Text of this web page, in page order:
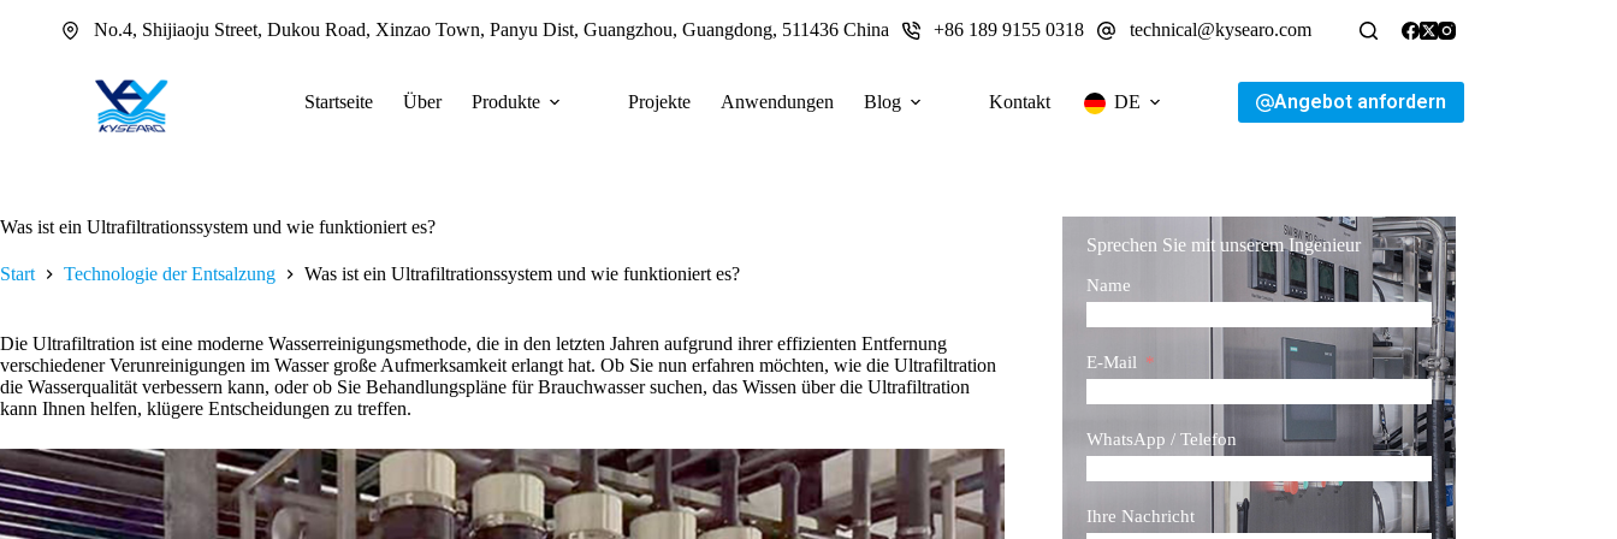
No.4, Shijiaoju Street, Dukou Road, Xinzao Town, Panyu Dist, Guangzhou, Guangdong, 511436 China +86 189 9155 0318 technical@kysearo.com
Startseite Über Produkte Projekte Anwendungen Blog Kontakt DE Angebot anfordern
Was ist ein Ultrafiltrationssystem und wie funktioniert es?
Start Technologie der Entsalzung Was ist ein Ultrafiltrationssystem und wie funktioniert es?
Die Ultrafiltration ist eine moderne Wasserreinigungsmethode, die in den letzten Jahren aufgrund ihrer effizienten Entfernung
verschiedener Verunreinigungen im Wasser große Aufmerksamkeit erlangt hat. Ob Sie nun erfahren möchten, wie die Ultrafiltration
die Wasserqualität verbessern kann, oder ob Sie Behandlungspläne für Brauchwasser suchen, das Wissen über die Ultrafiltration
kann Ihnen helfen, klügere Entscheidungen zu treffen.
Sprechen Sie mit unserem Ingenieur
Name
E-Mail
WhatsApp / Telefon
Ihre Nachricht